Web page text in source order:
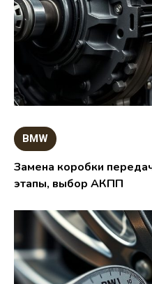
BMW
Замена коробки
этапы, выбор АКПП